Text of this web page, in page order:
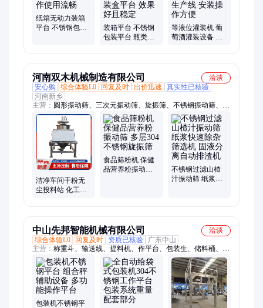
纸箱无动力装箱
平台 不锈钢包装
装箱平台 不锈钢
包装平台 瓶类装
等液位灌装机 葡
萄酒灌装设备 自
河南双木机械制造有限公司
洽谈
安心购
综合体验L0 回复及时 出价迅速
真实性已核验
河南新乡
主营： 圆形振动筛、三次元振动筛、旋振筛、不锈钢振动筛、高
频筛、泥浆筛、检验筛、试验筛、直排筛、超声波振动筛、实验
筛、摇摆筛、气流筛、直线筛、筛选机、真空上料机、振动筛、
霸道筛、分级筛、震动筛、筛选设备、过滤筛
洁净车间干粉无
尘投料站 化工原
食品筛粉机 保健
品营养粉振动筛
不锈钢过滤山楂
汁振动筛 纸浆快
中山先邦智能机械有限公司
洽谈
综合体验L0
回复及时 资质已核验
广东中山
主营： 称重斗、输送线、提料机、作平台、包装生、储料桶、上
料机、理瓶机、振动盘、送料机、存料斗、组合称、组合秤、输
送机、储料仓、注塑机、储物斗、输送碗、输送斗、货架台、送
瓶机、爬坡机、传送带、顺瓶机、储料斗
包装机不锈钢平